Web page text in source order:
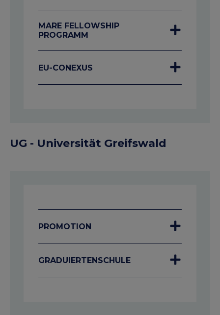
MARE FELLOWSHIP
PROGRAMM
EU-CONEXUS
UG - Universität Greifswald
PROMOTION
GRADUIERTENSCHULE